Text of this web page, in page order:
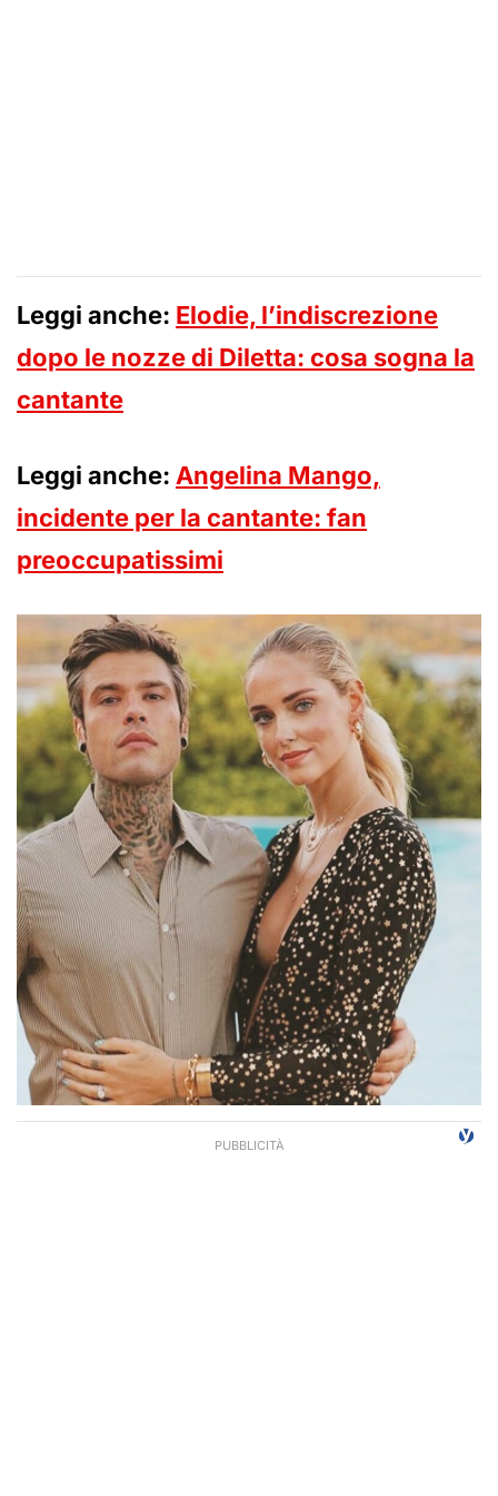
Leggi anche: Elodie, l’indiscrezione
dopo le nozze di Diletta: cosa sogna la
cantante
Leggi anche: Angelina Mango,
incidente per la cantante: fan
preoccupatissimi